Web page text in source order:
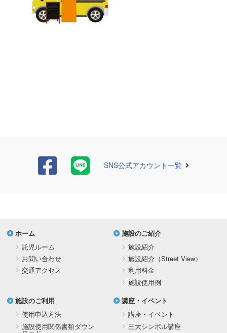
SNS公式アカウント一覧
ホーム
託児ルーム
お問い合わせ
交通アクセス
施設のご紹介
施設紹介
施設紹介（Street View）
利用料金
施設使用例
施設のご利用
使用申込方法
施設使用関係書類ダウン
講座・イベント
講座・イベント
三大シンボル講座